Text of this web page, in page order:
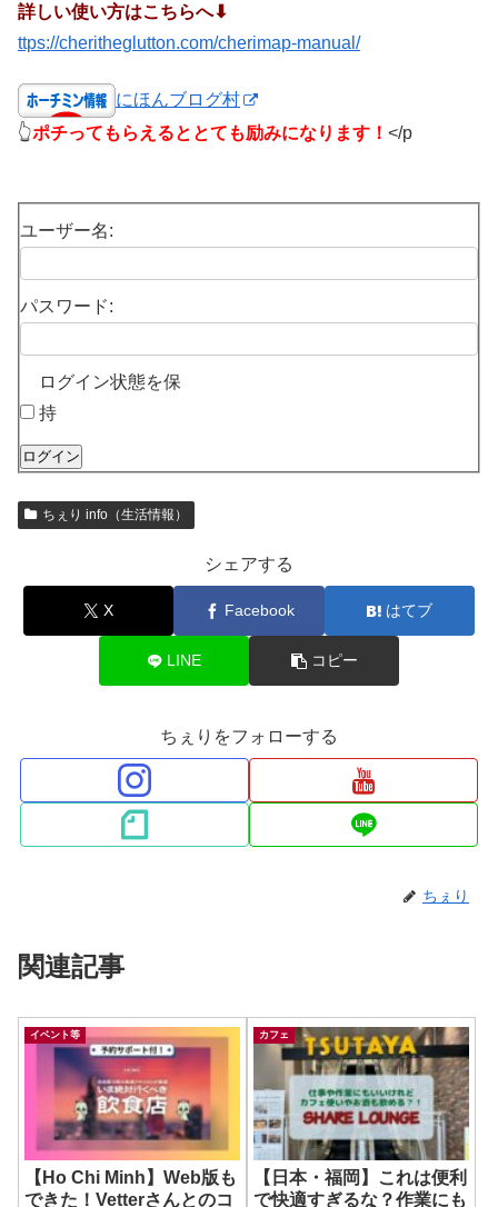
詳しい使い方はこちらへ⬇︎
ttps://cheritheglutton.com/cherimap-manual/
にほんブログ村
👆ポチってもらえるととても励みになります！ </p
ユーザー名:
パスワード:
ログイン状態を保
持
ログイン
ちぇり info（生活情報）
シェアする
X Facebook はてブ
LINE コピー
ちぇりをフォローする
ちぇり
関連記事
イベント等
【Ho Chi Minh】Web版も
できた！Vetterさんとのコ
カフェ
【日本・福岡】これは便利
で快適すぎるな？作業にも